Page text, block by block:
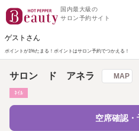
国内最大級の
サロン予約サイト
ゲストさん
ポイントが1%たまる！ ポイントはサロン予約でつかえる！
サロン ド アネラ MAP
ﾈｲﾙ
空席確認・